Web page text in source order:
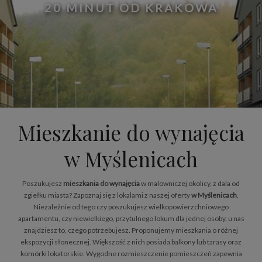
20 MINUT OD KRAKOWA
Mieszkanie do wynajęcia
w Myślenicach
Poszukujesz mieszkania do wynajęciaw malowniczej okolicy, z dala od
zgiełku miasta? Zapoznaj się z lokalami z naszej ofertyw Myślenicach.
Niezależnie od tego czy poszukujesz wielkopowierzchniowego
apartamentu, czy niewielkiego, przytulnego lokum dla jednej osoby, u nas
znajdziesz to, czego potrzebujesz. Proponujemy mieszkania o różnej
ekspozycji słonecznej. Większość z nich posiada balkony lub tarasy oraz
komórki lokatorskie. Wygodne rozmieszczenie pomieszczeń zapewnia